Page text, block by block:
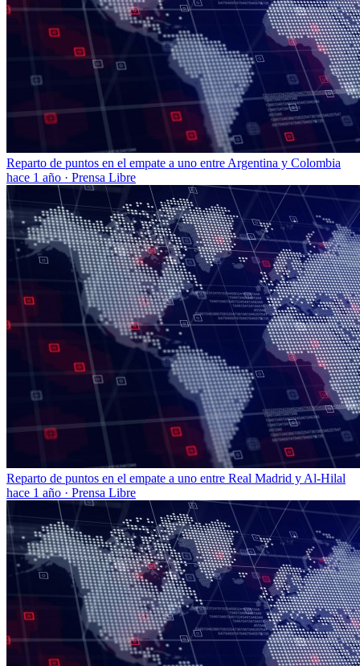
Reparto de puntos en el empate a uno entre Argentina y Colombia
hace 1 año · Prensa Libre
Reparto de puntos en el empate a uno entre Real Madrid y Al-Hilal
hace 1 año · Prensa Libre